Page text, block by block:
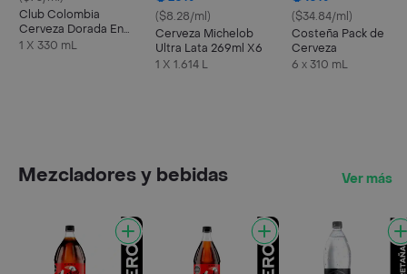
Club Colombia
Cerveza Dorada En
Lata 330 ML X6 Unds
1 X 330 mL
($8.28/ml)
Cerveza Michelob
Ultra Lata 269ml X6
1 X 1.614 L
($34.84/ml)
Costeña Pack de
Cerveza
6 x 310 mL
Mezcladores y bebidas Ver más